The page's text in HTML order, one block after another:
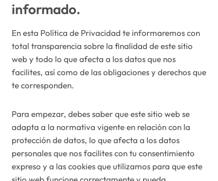
informado.
En esta Política de Privacidad te informaremos con
total transparencia sobre la finalidad de este sitio
web y todo lo que afecta a los datos que nos
facilites, así como de las obligaciones y derechos que
te corresponden.
Para empezar, debes saber que este sitio web se
adapta a la normativa vigente en relación con la
protección de datos, lo que afecta a los datos
personales que nos facilites con tu consentimiento
expreso y a las cookies que utilizamos para que este